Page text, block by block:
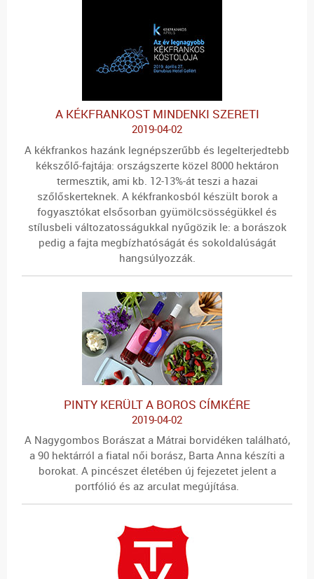
A KÉKFRANKOST MINDENKI SZERETI
2019-04-02
A kékfrankos hazánk legnépszerűbb és legelterjedtebb
kékszőlő-fajtája: országszerte közel 8000 hektáron
termesztik, ami kb. 12-13%-át teszi a hazai
szőlőskerteknek. A kékfrankosból készült borok a
fogyasztókat elsősorban gyümölcsösségükkel és
stílusbeli változatosságukkal nyűgözik le: a borászok
pedig a fajta megbízhatóságát és sokoldalúságát
hangsúlyozzák.
PINTY KERÜLT A BOROS CÍMKÉRE
2019-04-02
A Nagygombos Borászat a Mátrai borvidéken található,
a 90 hektárról a fiatal női borász, Barta Anna készíti a
borokat. A pincészet életében új fejezetet jelent a
portfólió és az arculat megújítása.